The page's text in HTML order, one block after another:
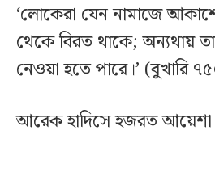
‘লোকেরা যেন নামাজে
থেকে বিরত থাকে; অন্যথায়
নেওয়া হতে পারে।’ (বুখারি
আরেক হাদিসে হজরত